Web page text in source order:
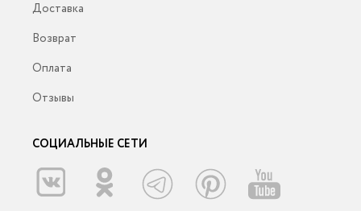
Доставка
Возврат
Оплата
Отзывы
СОЦИАЛЬНЫЕ СЕТИ